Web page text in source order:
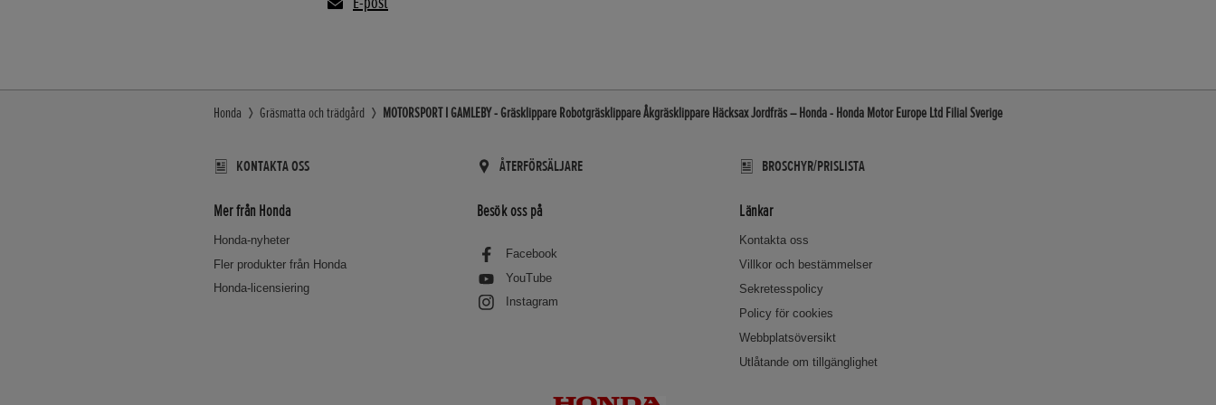
Honda Gräsmatta och trädgård MOTORSPORT I GAMLEBY - Gräsklippare Robotgräsklippare Åkgräsklippare Häcksax Jordfräs – Honda - Honda Motor Europe Ltd Filial Sverige
KONTAKTA OSS ÅTERFÖRSÄLJARE BROSCHYR/PRISLISTA
Mer från Honda
Honda-nyheter
Fler produkter från Honda
Honda-licensiering
Besök oss på
Facebook
YouTube
Instagram
Länkar
Kontakta oss
Villkor och bestämmelser
Sekretesspolicy
Policy för cookies
Webbplatsöversikt
Utlåtande om tillgänglighet